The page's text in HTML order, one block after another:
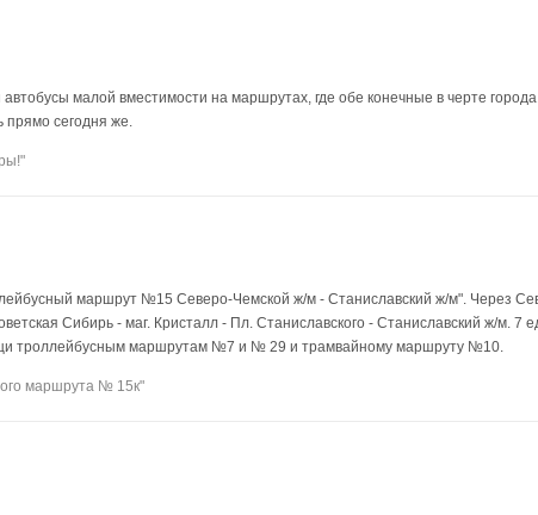
малой вместимости на маршрутах, где обе конечные в черте
прямо сегодня же.
маршрут №15 Северо-Чемской ж/м - Станиславский ж/м". Через
Сибирь - маг. Кристалл - Пл. Станиславского - Станиславский ж/м. 7
троллейбусным маршрутам №7 и № 29 и трамвайному маршруту №10.
маршрута № 15к"